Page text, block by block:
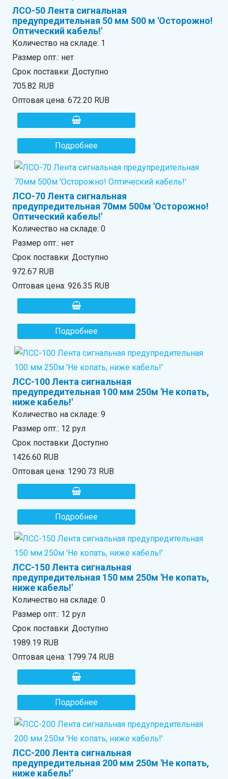
ЛСО-50 Лента сигнальная
предупредительная 50 мм 500 м 'Осторожно!
Оптический кабель!'
Количество на складе: 1
Размер опт.: нет
Срок поставки: Доступно
705.82 RUB
Оптовая цена:672.20 RUB
Подробнее
ЛСО-70 Лента сигнальная
предупредительная 70мм 500м 'Осторожно!
Оптический кабель!'
Количество на складе:0
Размер опт.: нет
Срок поставки: Доступно
972.67 RUB
Оптовая цена:926.35 RUB
Подробнее
ЛСС-100 Лента сигнальная
предупредительная 100 мм 250м 'Не копать,
ниже кабель!'
Количество на складе:9
Размер опт.: 12 рул
Срок поставки: Доступно
1426.60 RUB
Оптовая цена: 1290.73 RUB
Подробнее
ЛСС-150 Лента сигнальная
предупредительная 150 мм 250м 'Не копать,
ниже кабель!'
Количество на складе:0
Размер опт.: 12 рул
Срок поставки: Доступно
1989.19 RUB
Оптовая цена: 1799.74 RUB
Подробнее
ЛСС-200 Лента сигнальная
предупредительная 200 мм 250м 'Не копать,
ниже кабель!'